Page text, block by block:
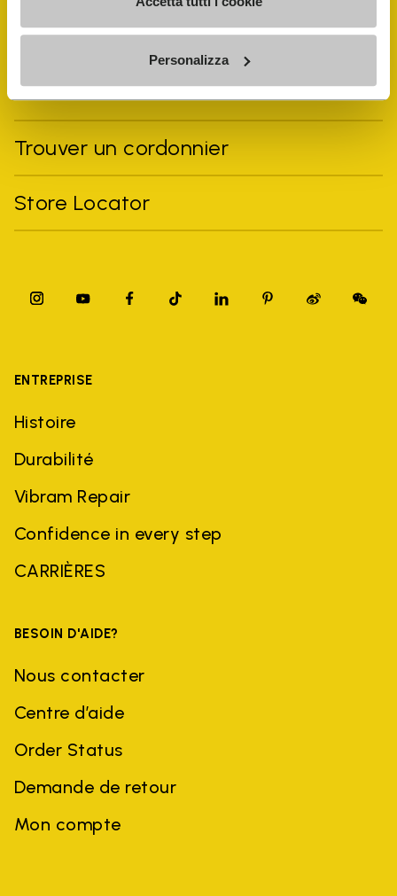
Personalizza
FiveFingers Guide
E-SHOP
Trouver un cordonnier
Store Locator
ENTREPRISE
Histoire
Durabilité
Vibram Repair
Confidence in every step
CARRIÈRES
BESOIN D'AIDE?
Nous contacter
Centre d’aide
Order Status
Demande de retour
Mon compte